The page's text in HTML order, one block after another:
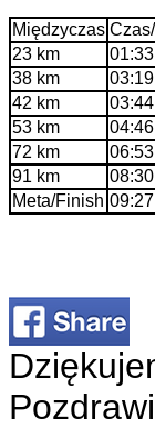
Międzyczas
23 km
38 km
42 km
53 km
72 km
91 km
Meta/Finish